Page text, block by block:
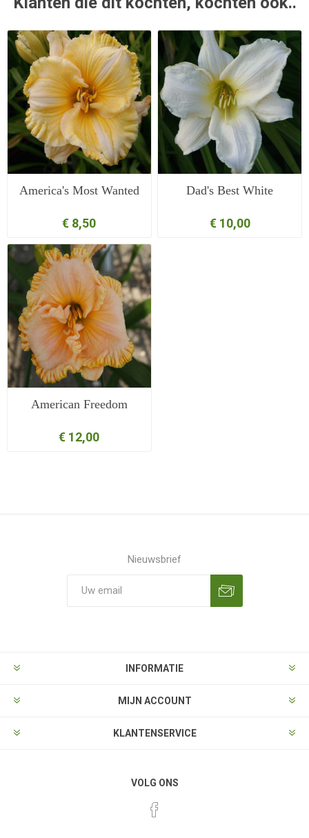
America's Most Wanted
€ 8,50
Dad's Best White
€ 10,00
American Freedom
€ 12,00
Nieuwsbrief
INFORMATIE
MIJN ACCOUNT
KLANTENSERVICE
VOLG ONS